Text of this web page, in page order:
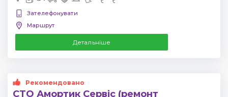
Зателефонувати
Маршрут
Детальніше
Рекомендовано
СТО Амортик Сервіс (ремонт